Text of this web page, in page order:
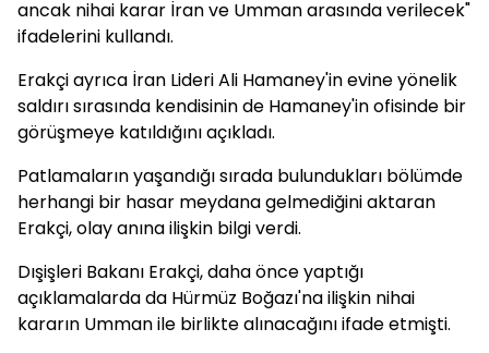
ancak nihai karar İran ve Umman arasında verilecek"
ifadelerini kullandı.
Erakçi ayrıca İran Lideri Ali Hamaney'in evine yönelik
saldırı sırasında kendisinin de Hamaney'in ofisinde bir
görüşmeye katıldığını açıkladı.
Patlamaların yaşandığı sırada bulundukları bölümde
herhangi bir hasar meydana gelmediğini aktaran
Erakçi, olay anına ilişkin bilgi verdi.
Dışişleri Bakanı Erakçi, daha önce yaptığı
açıklamalarda da Hürmüz Boğazı'na ilişkin nihai
kararın Umman ile birlikte alınacağını ifade etmişti.